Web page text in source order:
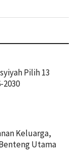
Pilih 13
Keluarga,
Utama